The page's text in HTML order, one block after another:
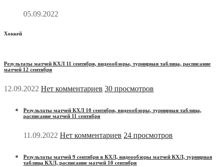
05.09.2022
Хоккей
Результаты матчей КХЛ 11 сентября, видеообзоры, турнирная таблица, расписание
матчей 12 сентября
12.09.2022 Нет комментариев 30 просмотров
Результаты матчей КХЛ 10 сентября, видеообзоры, турнирная таблица,
расписание матчей 11 сентября
11.09.2022 Нет комментариев 24 просмотров
Результаты матчей 9 сентября в КХЛ, видеообзоры матчей КХЛ, турнирная
таблица КХЛ, расписание матчей 10 сентября